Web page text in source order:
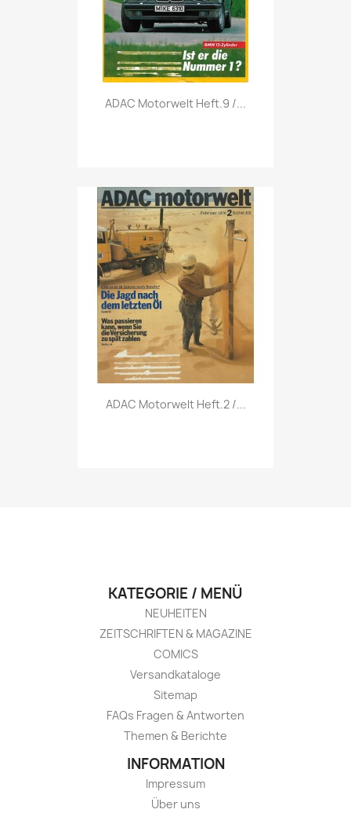
Vorschau
ADAC Motorwelt Heft.9 /...
Vorschau
ADAC Motorwelt Heft.2 /...
KATEGORIE / MENÜ
NEUHEITEN
ZEITSCHRIFTEN & MAGAZINE
COMICS
Versandkataloge
Sitemap
FAQs Fragen & Antworten
Themen & Berichte
INFORMATION
Impressum
Über uns